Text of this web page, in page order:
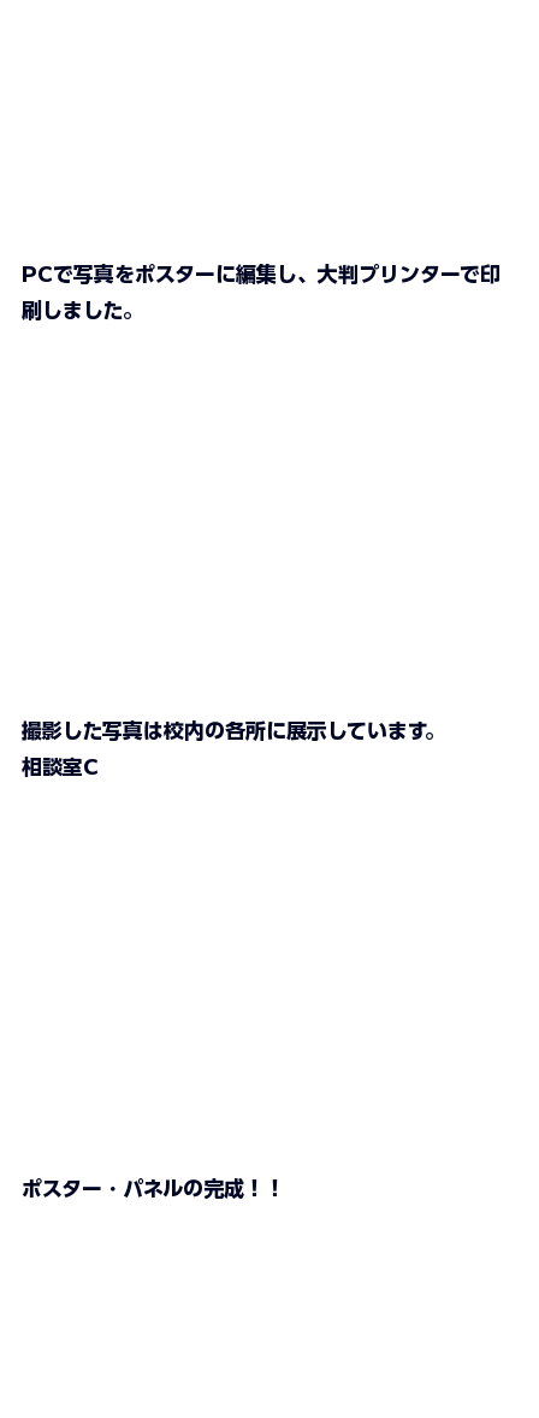
PCで写真をポスターに編集し、大判プリンターで印
刷しました。
撮影した写真は校内の各所に展示しています。
相談室C
ポスター・パネルの完成！！